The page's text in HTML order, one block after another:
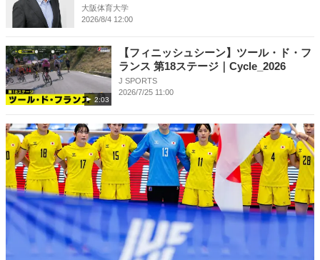
大阪体育大学
2026/8/4 12:00
2:03
【フィニッシュシーン】ツール・ド・フ
ランス 第18ステージ｜Cycle_2026
J SPORTS
2026/7/25 11:00